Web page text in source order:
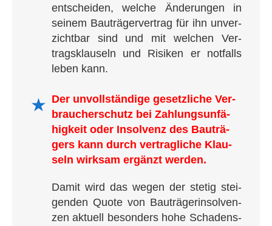
ent­schei­den, wel­che Än­de­run­gen in
sei­nem Bau­trä­ger­ver­trag für ihn unver­
zicht­bar sind und mit wel­chen Ver­
trags­klau­seln und Risi­ken er not­falls
leben kann.
★ Der unvoll­stän­di­ge gesetz­li­che Ver­
brau­cher­schutz bei Zah­lungs­un­fä­
hig­keit oder Insol­venz des Bau­trä­
gers kann durch ver­trag­li­che Klau­
seln wirk­sam ergänzt werden.
Damit wird das wegen der ste­tig stei­
gen­den Quo­te von Bau­trä­ger­insol­ven­
zen aktu­ell beson­ders hohe Scha­dens­